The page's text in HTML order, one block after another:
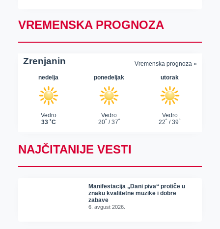
VREMENSKA PROGNOZA
NAJČITANIJE VESTI
Manifestacija „Dani piva“ protiče u
znaku kvalitetne muzike i dobre
zabave
6. avgust 2026.